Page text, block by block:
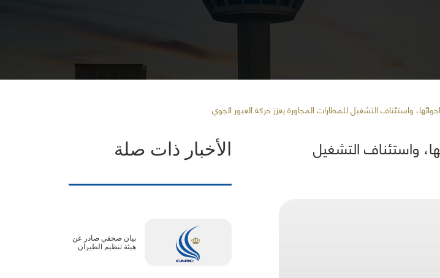
واستئناف التشغيل للمطارات المجاورة يعزز حركة العبور الجوي
واستئناف التشغيل الأخبار ذات صلة
بيان صحفي صادر عن
هيئة تنظيم الطيران